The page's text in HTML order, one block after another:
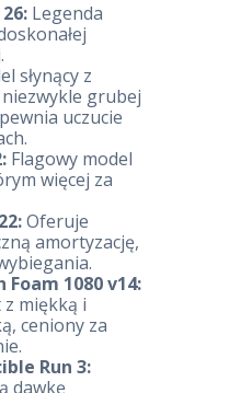
Legenda
słynący z
grubej
uczucie
Flagowy model
więcej za
Oferuje
amortyzację,
Foam 1080 v14:
miękką i
ceniony za
Run 3:
dawkę